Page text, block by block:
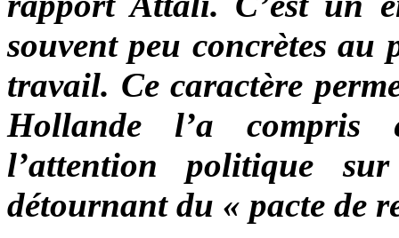
souvent peu concrètes
travail. Ce caractère
Hollande l’a compris
l’attention politique
détournant du « pacte de